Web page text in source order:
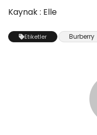
Kaynak : Elle
Etiketler Burberry